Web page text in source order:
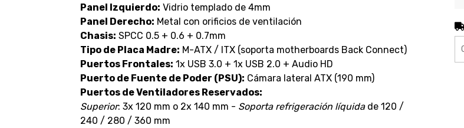
Panel Izquierdo: Vidrio templado de 4mm
Panel Derecho: Metal con orificios de ventilación
Chasis: SPCC 0.5 + 0.6 + 0.7mm
Tipo de Placa Madre: M-ATX / ITX (soporta motherboards Back Connect)
Puertos Frontales: 1x USB 3.0 + 1x USB 2.0 + Audio HD
Puerto de Fuente de Poder (PSU): Cámara lateral ATX (190 mm)
Puertos de Ventiladores Reservados:
Superior: 3x 120 mm o 2x 140 mm - Soporta refrigeración líquidade 120 /
240 / 280 / 360 mm